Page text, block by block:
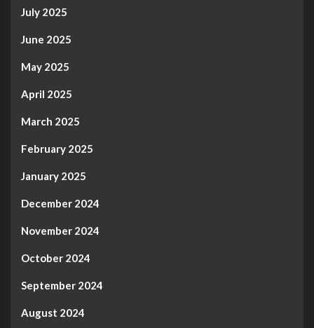
July 2025
June 2025
May 2025
April 2025
March 2025
February 2025
January 2025
December 2024
November 2024
October 2024
September 2024
August 2024